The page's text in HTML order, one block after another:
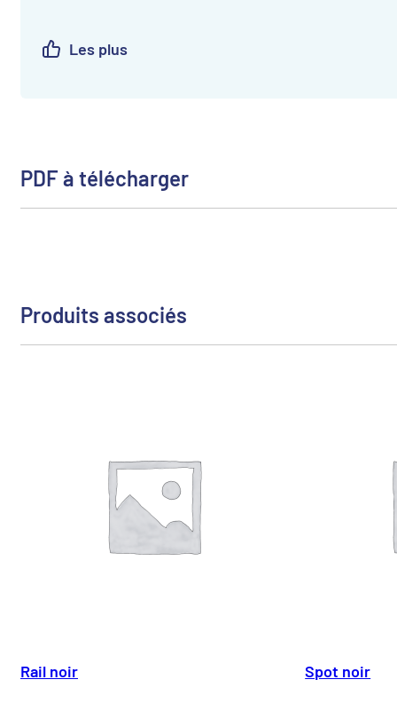
Les plus
PDF à télécharger
Produits associés
Rail noir Spot noir